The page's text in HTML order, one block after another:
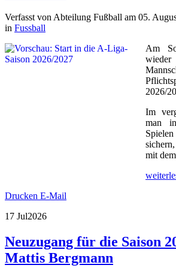
Verfasst von Abteilung Fußball am 05.
in Fussball
Am
2026/
Im
man
mit
Drucken E-Mail
17 Jul2026
Neuzugang für die Saison
Mattis Bergmann